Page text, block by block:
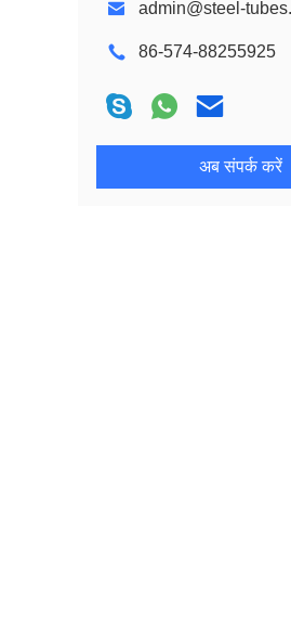
admin@steel-
86-574-88255925
अब संपर्क करें